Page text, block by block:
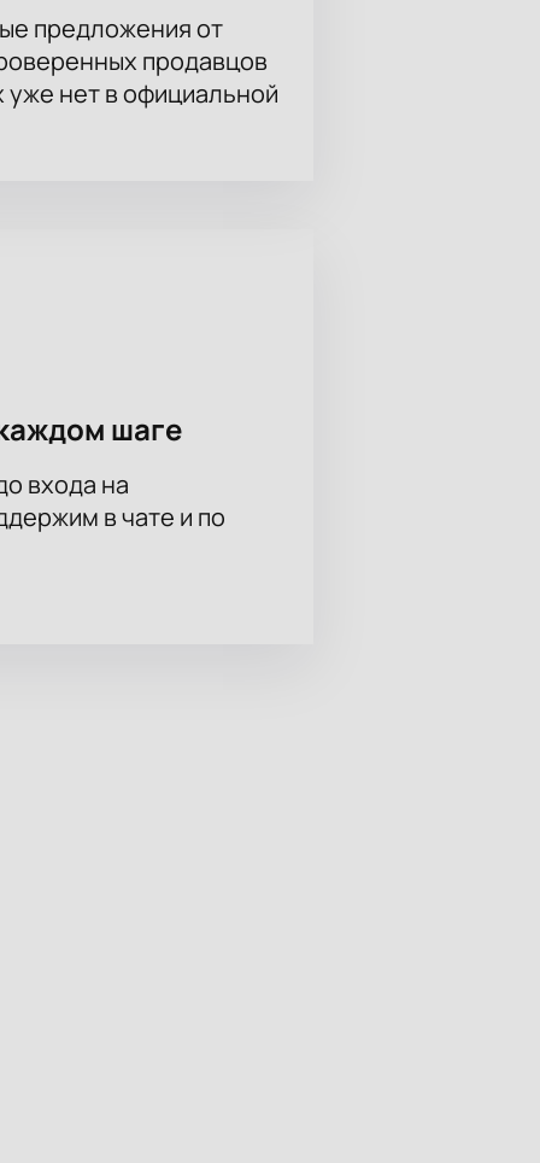
интерактивной схеме трибун,
доступны специальные
через наш ресурс.
о мероприятии, цене
предложения от
продавцов
нет в официальной
шаге
входа на
в чате и по